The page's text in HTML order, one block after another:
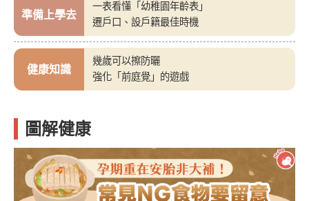
準備上學去
一表看懂「幼稚園年齡表」
遷戶口、設戶籍最佳時機
健康知識
幾歲可以擦防曬
強化「前庭覺」的遊戲
圖解健康